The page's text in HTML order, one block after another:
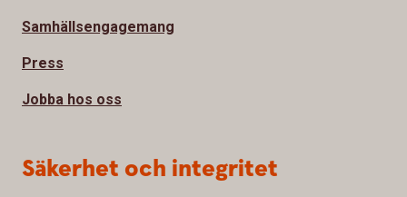
Samhällsengagemang
Press
Jobba hos oss
Säkerhet och integritet